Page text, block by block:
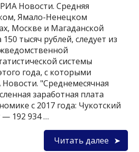
Новости. Средняя
Ямало-Ненецком
Москве и Магаданской
тысяч рублей, следует из
системы
года, с которыми
"Среднемесячная
заработная плата
с 2017 года: Чукотский
192 934 …
Читать далее